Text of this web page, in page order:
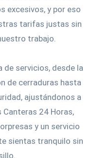
excesivos, y por eso
tarifas justas sin
trabajo.
de servicios, desde la
de cerraduras hasta
ajustándonos a
Canteras 24 Horas,
y un servicio
sientas tranquilo sin